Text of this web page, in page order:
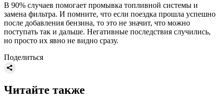
В 90% случаев помогает промывка топливной системы и
замена фильтра. И помните, что если поездка прошла успешно
после добавления бензина, то это не значит, что можно
поступать так и дальше. Негативные последствия случились,
но просто их явно не видно сразу.
Поделиться
Читайте также